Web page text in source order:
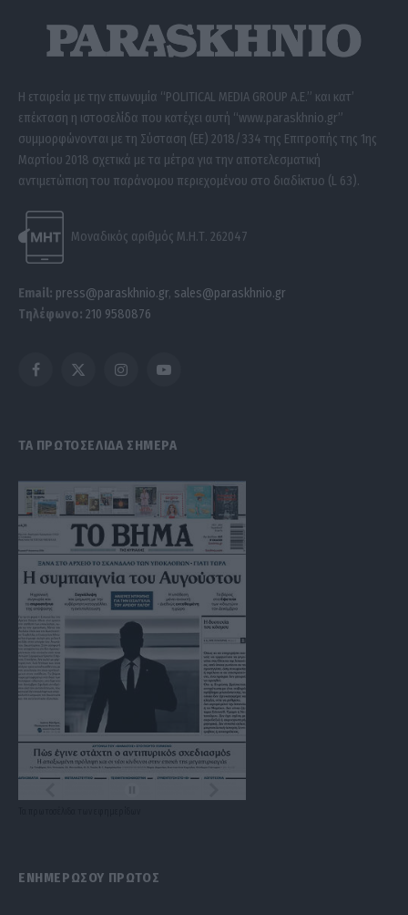
Η εταιρεία με την επωνυμία “POLITICAL MEDIA GROUP A.E.” και κατ’
επέκταση η ιστοσελίδα που κατέχει αυτή “www.paraskhnio.gr”
συμμορφώνονται με τη Σύσταση (ΕΕ) 2018/334 της Επιτροπής της 1ης
Μαρτίου 2018 σχετικά με τα μέτρα για την αποτελεσματική
αντιμετώπιση του παράνομου περιεχομένου στο διαδίκτυο (L 63).
Μοναδικός αριθμός Μ.Η.Τ. 262047
Email: press@paraskhnio.gr, sales@paraskhnio.gr
Τηλέφωνο: 210 9580876
Facebook
X
InstagramYouTube
ΤΑ ΠΡΩΤΟΣΕΛΙΔΑ ΣΗΜΕΡΑ
ΕΝΗΜΕΡΩΣΟΥ ΠΡΩΤΟΣ